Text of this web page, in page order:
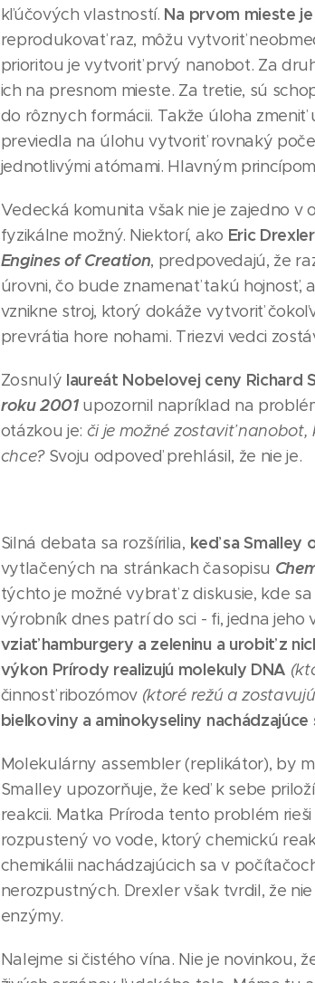
kľúčových vlastností. Na prvom mieste
reprodukovať raz, môžu vytvoriť
prioritou je vytvoriť prvý nanobot. Za
ich na presnom mieste. Za tretie, sú
do rôznych formácii. Takže úloha
previedla na úlohu vytvoriť rovnaký
jednotlivými atómami. Hlavným
Vedecká komunita však nie je zajedno v
fyzikálne možný. Niektorí, ako Eric Drexler
Engines of Creation, predpovedajú, že
úrovni, čo bude znamenať takú hojnosť,
vznikne stroj, ktorý dokáže vytvoriť
prevrátia hore nohami. Triezvi vedci
Zosnulý laureát Nobelovej ceny Richard
roku 2001upozornil napríklad na
otázkou je: či je možné zostaviť
chce? Svoju odpoveď prehlásil, že nie je.
Silná debata sa rozšírilia, keď sa
vytlačených na stránkach časopisu
týchto je možné vybrať z diskusie, kde
výrobník dnes patrí do sci - fi, jedna jeho
vziať hamburgery a zeleninu a urobiť z
výkon Prírody realizujú molekuly DNA
činnosť ribozómov (ktoré režú a
bielkoviny a aminokyseliny
Molekulárny assembler (replikátor), by
Smalley upozorňuje, že keď k sebe
reakcii. Matka Príroda tento problém
rozpustený vo vode, ktorý chemickú
chemikálii nachádzajúcich sa v
nerozpustných. Drexler však tvrdil, že
enzýmy.
Nalejme si čistého vína. Nie je novinkou,